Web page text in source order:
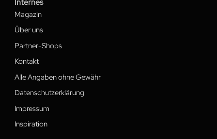
Magazin
Über uns
Partner-Shops
Kontakt
Alle Angaben ohne Gewähr
Datenschutzerklärung
Impressum
Inspiration